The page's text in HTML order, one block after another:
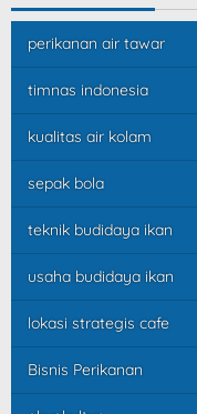
perikanan air tawar
timnas indonesia
kualitas air kolam
sepak bola
teknik budidaya ikan
usaha budidaya ikan
lokasi strategis cafe
Bisnis Perikanan